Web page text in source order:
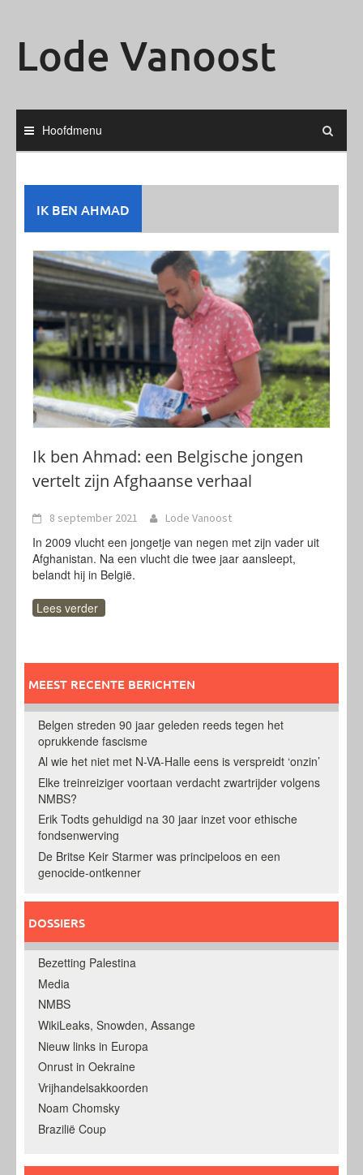
Lode Vanoost
Hoofdmenu
IK BEN AHMAD
Ik ben Ahmad: een Belgische jongen
vertelt zijn Afghaanse verhaal
8 september 2021 Lode Vanoost
In 2009 vlucht een jongetje van negen met zijn vader uit
Afghanistan. Na een vlucht die twee jaar aansleept,
belandt hij in België.
Lees verder
MEEST RECENTE BERICHTEN
Belgen streden 90 jaar geleden reeds tegen het
oprukkende fascisme
Al wie het niet met N-VA-Halle eens is verspreidt ‘onzin’
Elke treinreiziger voortaan verdacht zwartrijder volgens
NMBS?
Erik Todts gehuldigd na 30 jaar inzet voor ethische
fondsenwerving
De Britse Keir Starmer was principeloos en een
genocide-ontkenner
DOSSIERS
Bezetting Palestina
Media
NMBS
WikiLeaks, Snowden, Assange
Nieuw links in Europa
Onrust in Oekraine
Vrijhandelsakkoorden
Noam Chomsky
Brazilië Coup